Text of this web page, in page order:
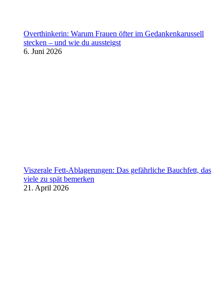
Overthinkerin: Warum Frauen öfter im Gedankenkarussell
stecken – und wie du aussteigst
6. Juni 2026
Viszerale Fett-Ablagerungen: Das gefährliche Bauchfett, das
viele zu spät bemerken
21. April 2026